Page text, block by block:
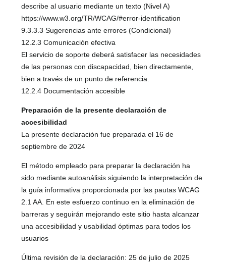
describe al usuario mediante un texto (Nivel A)
https://www.w3.org/TR/WCAG/#error-identification
9.3.3.3 Sugerencias ante errores (Condicional)
12.2.3 Comunicación efectiva
El servicio de soporte deberá satisfacer las necesidades
de las personas con discapacidad, bien directamente,
bien a través de un punto de referencia.
12.2.4 Documentación accesible
Preparación de la presente declaración de
accesibilidad
La presente declaración fue preparada el 16 de
septiembre de 2024
El método empleado para preparar la declaración ha
sido mediante autoanálisis siguiendo la interpretación de
la guía informativa proporcionada por las pautas WCAG
2.1 AA. En este esfuerzo continuo en la eliminación de
barreras y seguirán mejorando este sitio hasta alcanzar
una accesibilidad y usabilidad óptimas para todos los
usuarios
Última revisión de la declaración: 25 de julio de 2025